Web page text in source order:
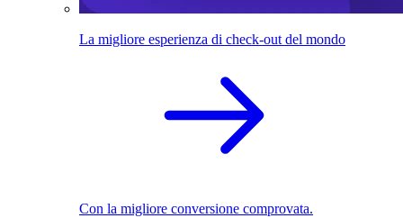
La migliore esperienza di check-out del mondo
Con la migliore conversione comprovata.